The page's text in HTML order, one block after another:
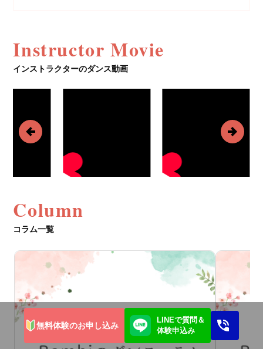
無料体験のお申し込み
LINEで質問＆
体験申込み
Instructor Movie
インストラクターのダンス動画
Column
コラム一覧